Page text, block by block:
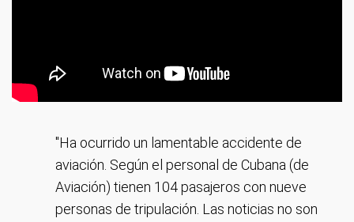
"Ha ocurrido un lamentable accidente de
aviación. Según el personal de Cubana (de
Aviación) tienen 104 pasajeros con nueve
personas de tripulación. Las noticias no son